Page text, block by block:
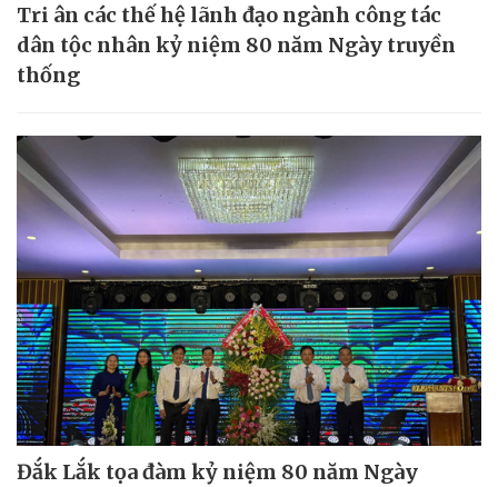
Tri ân các thế hệ lãnh đạo ngành công tác
dân tộc nhân kỷ niệm 80 năm Ngày truyền
thống
Đắk Lắk tọa đàm kỷ niệm 80 năm Ngày